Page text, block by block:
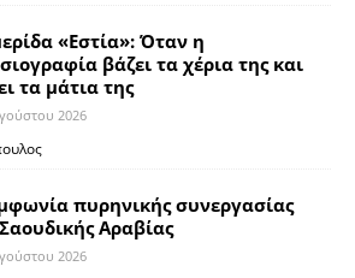
«Εστία»: Όταν η
βάζει τα χέρια της και
τα μάτια της
2026
πυρηνικής συνεργασίας
Αραβίας
2026